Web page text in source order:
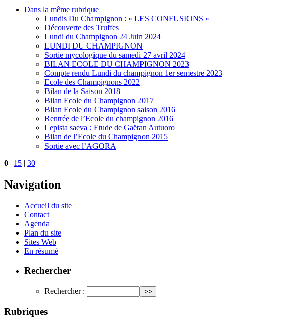
Dans la même rubrique
Lundis Du Champignon : « LES CONFUSIONS »
Découverte des Truffes
Lundi du Champignon 24 Juin 2024
LUNDI DU CHAMPIGNON
Sortie mycologique du samedi 27 avril 2024
BILAN ECOLE DU CHAMPIGNON 2023
Compte rendu Lundi du champignon 1er semestre 2023
Ecole des Champignons 2022
Bilan de la Saison 2018
Bilan Ecole du Champignon 2017
Bilan Ecole du Champignon saison 2016
Rentrée de l’Ecole du champignon 2016
Lepista saeva : Etude de Gaëtan Autuoro
Bilan de l’Ecole du Champignon 2015
Sortie avec l’AGORA
0 | 15 | 30
Navigation
Accueil du site
Contact
Agenda
Plan du site
Sites Web
En résumé
Rechercher
Rechercher :
Rubriques